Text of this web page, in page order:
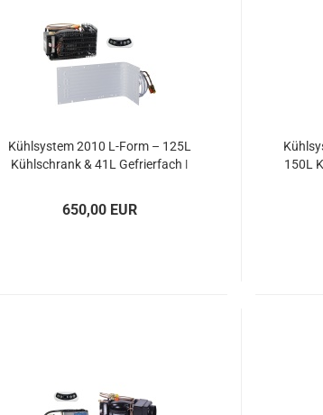
Kühl­sys­tem 2010 L-​Form – 125L
Kühl­schrank & 41L Ge­frier­fach |
650,00 EUR
150L